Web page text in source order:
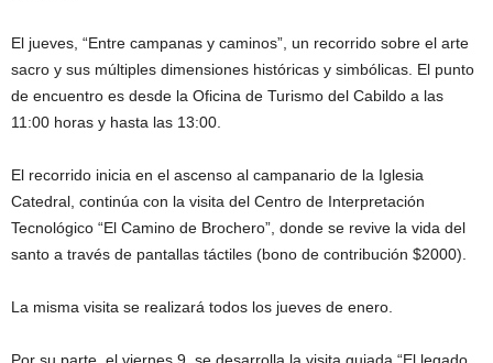
El jueves, “Entre campanas y caminos”, un recorrido sobre el arte
sacro y sus múltiples dimensiones históricas y simbólicas. El punto
de encuentro es desde la Oficina de Turismo del Cabildo a las
11:00 horas y hasta las 13:00.
El recorrido inicia en el ascenso al campanario de la Iglesia
Catedral, continúa con la visita del Centro de Interpretación
Tecnológico “El Camino de Brochero”, donde se revive la vida del
santo a través de pantallas táctiles (bono de contribución $2000).
La misma visita se realizará todos los jueves de enero.
Por su parte, el viernes 9, se desarrolla la visita guiada “El legado